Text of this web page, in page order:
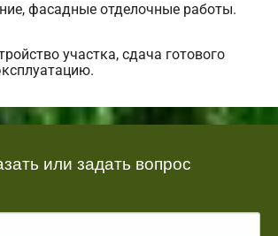
фасадные отделочные работы.
участка, сдача готового
или задать вопрос